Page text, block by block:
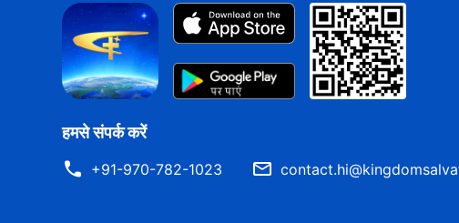
हमसे संपर्क करें
+91-970-782-1023